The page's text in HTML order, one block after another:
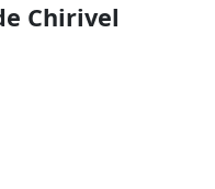
Chirivel